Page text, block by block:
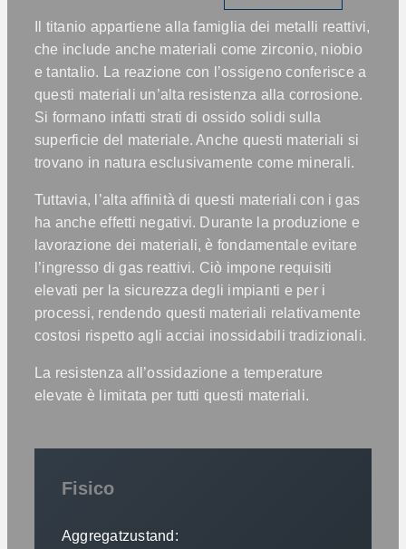
Il titanio appartiene alla famiglia dei metalli reattivi,
che include anche materiali come zirconio, niobio
e tantalio. La reazione con l’ossigeno conferisce a
questi materiali un’alta resistenza alla corrosione.
Si formano infatti strati di ossido solidi sulla
superficie del materiale. Anche questi materiali si
trovano in natura esclusivamente come minerali.
Tuttavia, l’alta affinità di questi materiali con i gas
ha anche effetti negativi. Durante la produzione e
lavorazione dei materiali, è fondamentale evitare
l’ingresso di gas reattivi. Ciò impone requisiti
elevati per la sicurezza degli impianti e per i
processi, rendendo questi materiali relativamente
costosi rispetto agli acciai inossidabili tradizionali.
La resistenza all’ossidazione a temperature
elevate è limitata per tutti questi materiali.
Fisico
Aggregatzustand: